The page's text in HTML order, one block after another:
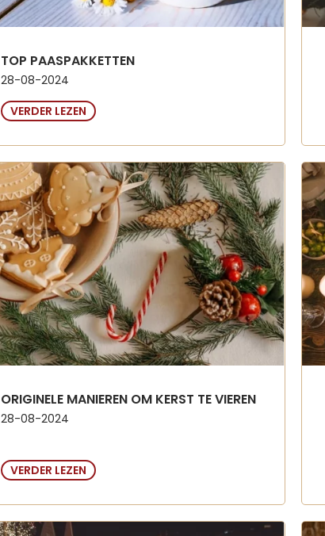
TOP PAASPAKKETTEN
28-08-2024
VERDER LEZEN
ORIGINELE MANIEREN OM KERST TE VIEREN
28-08-2024
VERDER LEZEN